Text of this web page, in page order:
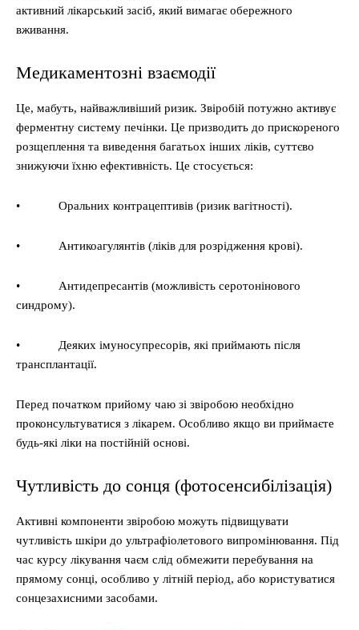
активний лікарський засіб, який вимагає обережного
вживання.
Медикаментозні взаємодії
Це, мабуть, найважливіший ризик. Звіробій потужно активує
ферментну систему печінки. Це призводить до прискореного
розщеплення та виведення багатьох інших ліків, суттєво
знижуючи їхню ефективність. Це стосується:
• Оральних контрацептивів (ризик вагітності).
• Антикоагулянтів (ліків для розрідження крові).
• Антидепресантів (можливість серотонінового
синдрому).
• Деяких імуносупресорів, які приймають після
трансплантації.
Перед початком прийому чаю зі звіробою необхідно
проконсультуватися з лікарем. Особливо якщо ви приймаєте
будь-які ліки на постійній основі.
Чутливість до сонця (фотосенсибілізація)
Активні компоненти звіробою можуть підвищувати
чутливість шкіри до ультрафіолетового випромінювання. Під
час курсу лікування чаєм слід обмежити перебування на
прямому сонці, особливо у літній період, або користуватися
сонцезахисними засобами.